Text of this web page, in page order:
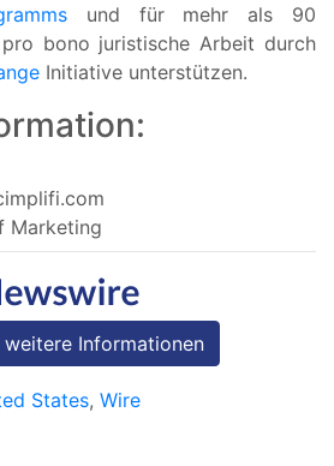
und für mehr als 90
bono juristische Arbeit durch
Initiative unterstützen.
Marketing
Informationen
States, Wire